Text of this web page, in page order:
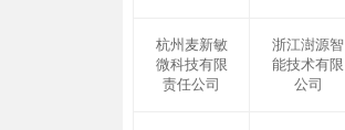
杭州麦新敏
微科技有限
责任公司
浙江澍源智
能技术有限
公司